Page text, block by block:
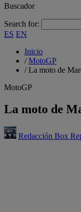
Buscador
Search for:
ES EN
Inicio
/MotoGP
/La moto de
MotoGP
La moto de
Redacción Box